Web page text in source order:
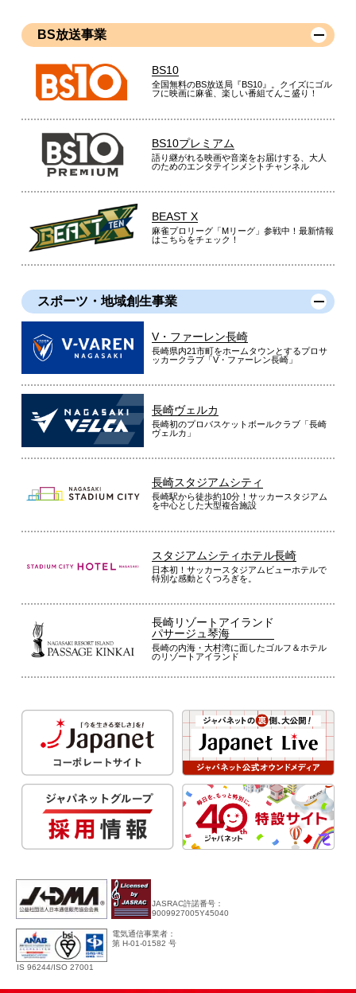
BS放送事業
BS10
全国無料のBS放送局『BS10』。クイズにゴル
フに映画に麻雀、楽しい番組てんこ盛り！
BS10プレミアム
語り継がれる映画や音楽をお届けする、大人
のためのエンタテインメントチャンネル
BEAST X
麻雀プロリーグ「Mリーグ」参戦中！最新情報
はこちらをチェック！
スポーツ・地域創生事業
V・ファーレン長崎
長崎県内21市町をホームタウンとするプロサ
ッカークラブ「V・ファーレン長崎」
長崎ヴェルカ
長崎初のプロバスケットボールクラブ「長崎
ヴェルカ」
長崎スタジアムシティ
長崎駅から徒歩約10分！サッカースタジアム
を中心とした大型複合施設
スタジアムシティホテル長崎
日本初！サッカースタジアムビューホテルで
特別な感動とくつろぎを。
長崎リゾートアイランド
パサージュ琴海
長崎の内海・大村湾に面したゴルフ＆ホテル
のリゾートアイランド
JASRAC許諾番号：
9009927005Y45040
IS 96244/ISO 27001
電気通信事業者：
第 H-01-01582 号